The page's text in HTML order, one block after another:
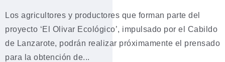
Los agricultores y productores que forman parte del
proyecto ‘El Olivar Ecológico’, impulsado por el Cabildo
de Lanzarote, podrán realizar próximamente el prensado
para la obtención de...